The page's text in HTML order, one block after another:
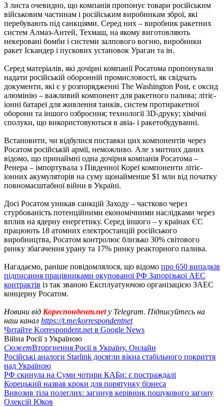
З листа очевидно, що компанія пропонує товари російським
військовим частинам і російським виробникам зброї, які
перебувають під санкціями. Серед них – виробник ракетних
систем Алмаз-Антей, Техмаш, на якому виготовляють
некеровані бомби і системи залпового вогню, виробники
ракет Іскандер і пускових установок Ураган та ін.
Серед матеріалів, які дочірні компанії Росатома пропонували
надати російській оборонній промисловості, як свідчать
документи, які є у розпорядженні The Washington Post, є оксид
алюмінію – важливий компонент для ракетного палива; літіє-
іонні батареї для живлення танків, систем протиракетної
оборони та іншого озброєння; технології 3D-друку; хімічні
сполуки, що використовуються в авіа- і ракетобудуванні.
Встановити, чи відбулися поставки цих компонентів через
Росатом російській армії, неможливо. Але з митних даних
відомо, що принаймні одна дочірня компанія Росатома –
Ренера – імпортувала з Південної Кореї компоненти літіє-
іонних акумуляторів на суму щонайменше $1 млн від початку
повномасштабної війни в Україні.
Досі Росатом уникав санкцій Заходу – частково через
стурбованість потенційними економічними наслідками через
вплив на ядерну енергетику. Серед іншого – у країнах ЄС
працюють 18 атомних електростанцій російського
виробництва, Росатом контролює близько 30% світового
ринку збагачення урану та 17% ринку реакторного палива.
Нагадаємо, раніше повідомлялося, що відомо про 650 випадків
підписання працівниками окупованої РФ Запорізької АЕС
контрактів із так званою Експлуатуючою організацією ЗАЕС
концерну Росатом.
Новини від Кореспондент.netу Telegram. Підписуйтесь на
наш канал https://t.me/korrespondentnet
Читайте Korrespondent.net в Google News
Війна Росії з Україною
СюжетВторгнення Росії в Україну. Онлайн
Російські аналоги Starlink досягли вікна стабільного покриття
над Україною
РФ скинула на Суми чотири КАБи: є постраждалі
Корецький назвав кроки для порятунку бізнеса
Вивозив тіла полеглих: загинув керівник пошукового загону
Олексій Юков